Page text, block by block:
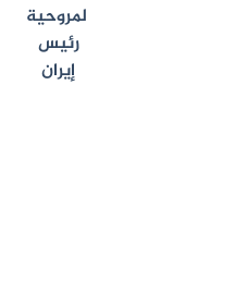
لمروحية
رئيس
إيران